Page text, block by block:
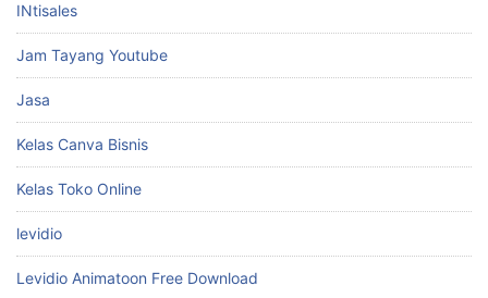
INtisales
Jam Tayang Youtube
Jasa
Kelas Canva Bisnis
Kelas Toko Online
levidio
Levidio Animatoon Free Download